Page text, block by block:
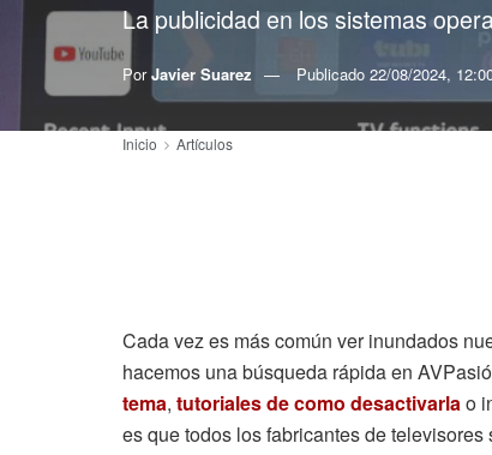
La publicidad en los sistemas
Por Javier Suarez Publicado 22/08/2024,
Inicio Artículos
Cada vez es más común ver inundados
hacemos una búsqueda rápida en
tema, tutoriales de como desactivarlao
es que todos los fabricantes de